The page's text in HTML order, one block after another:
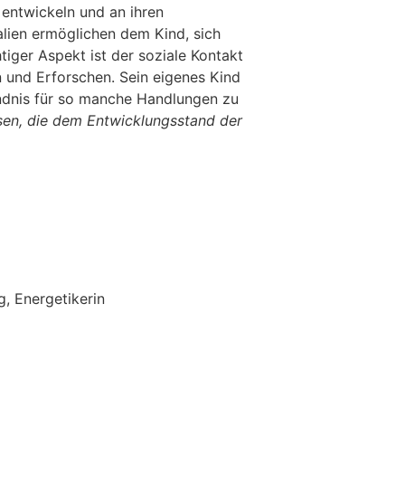
und an ihren
ermöglichen dem Kind, sich
Aspekt ist der soziale Kontakt
Erforschen. Sein eigenes Kind
für so manche Handlungen zu
die dem Entwicklungsstand der
Energetikerin